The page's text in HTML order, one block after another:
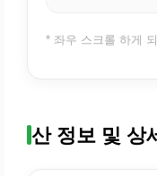
* 좌우 스크롤 하게
산 정보 및 상